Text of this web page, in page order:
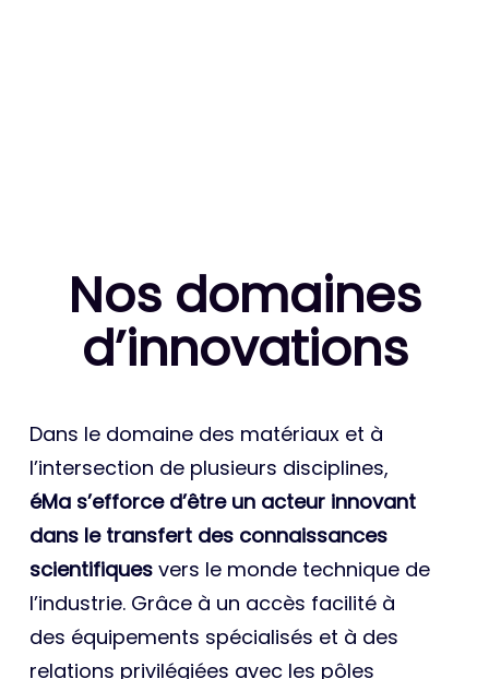
Nos domaines
d’innovations
Dans le domaine des matériaux et à
l’intersection de plusieurs disciplines,
éMa s’efforce d’être un acteur innovant
dans le transfert des connaissances
scientifiques vers le monde technique de
l’industrie. Grâce à un accès facilité à
des équipements spécialisés et à des
relations privilégiées avec les pôles